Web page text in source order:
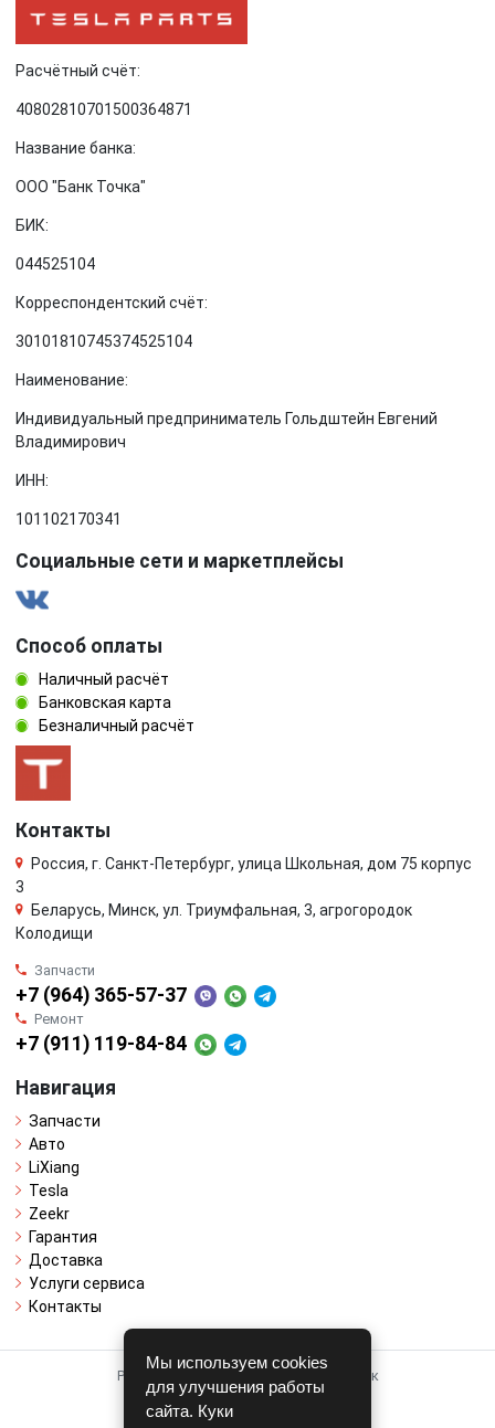
Расчётный счёт:
40802810701500364871
Название банка:
ООО "Банк Точка"
БИК:
044525104
Корреспондентский счёт:
30101810745374525104
Наименование:
Индивидуальный предприниматель Гольдштейн Евгений
Владимирович
ИНН:
101102170341
Социальные сети и маркетплейсы
Способ оплаты
Наличный расчёт
Банковская карта
Безналичный расчёт
Контакты
Россия, г. Санкт-Петербург, улица Школьная, дом 75 корпус
3
Беларусь, Минск, ул. Триумфальная, 3, агрогородок
Колодищи
Запчасти
+7 (964) 365-57-37
Ремонт
+7 (911) 119-84-84
Навигация
Запчасти
Авто
LiXiang
Tesla
Zeekr
Гарантия
Доставка
Услуги сервиса
Контакты
Работает на системе для авторазборок
CARRO.БИЗНЕС
Мы используем cookies
для улучшения работы
сайта. Куки